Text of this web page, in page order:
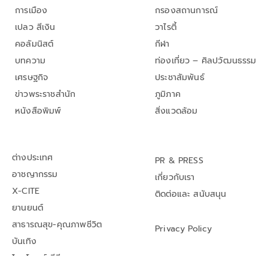
การเมือง
เปลว สีเงิน
คอลัมนิสต์
บทความ
เศรษฐกิจ
ข่าวพระราชสำนัก
หนังสือพิมพ์
กรองสถานการณ์
วาไรตี้
กีฬา
ท่องเที่ยว – ศิลปวัฒนธรรม
ประชาสัมพันธ์
ภูมิภาค
สิ่งแวดล้อม
ต่างประเทศ
อาชญากรรม
X-CITE
ยานยนต์
สาธารณสุข-คุณภาพชีวิต
บันเทิง
PR & PRESS
เกี่ยวกับเรา
ติดต่อและ สนับสนุน
Privacy Policy